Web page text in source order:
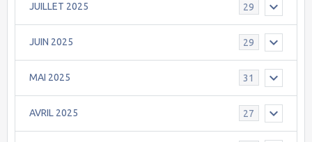
JUILLET 2025 29
JUIN 2025 29
MAI 2025 31
AVRIL 2025 27